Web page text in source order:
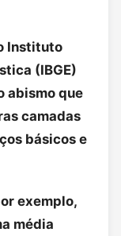
Instituto
(IBGE)
abismo que
camadas
básicos e
exemplo,
média